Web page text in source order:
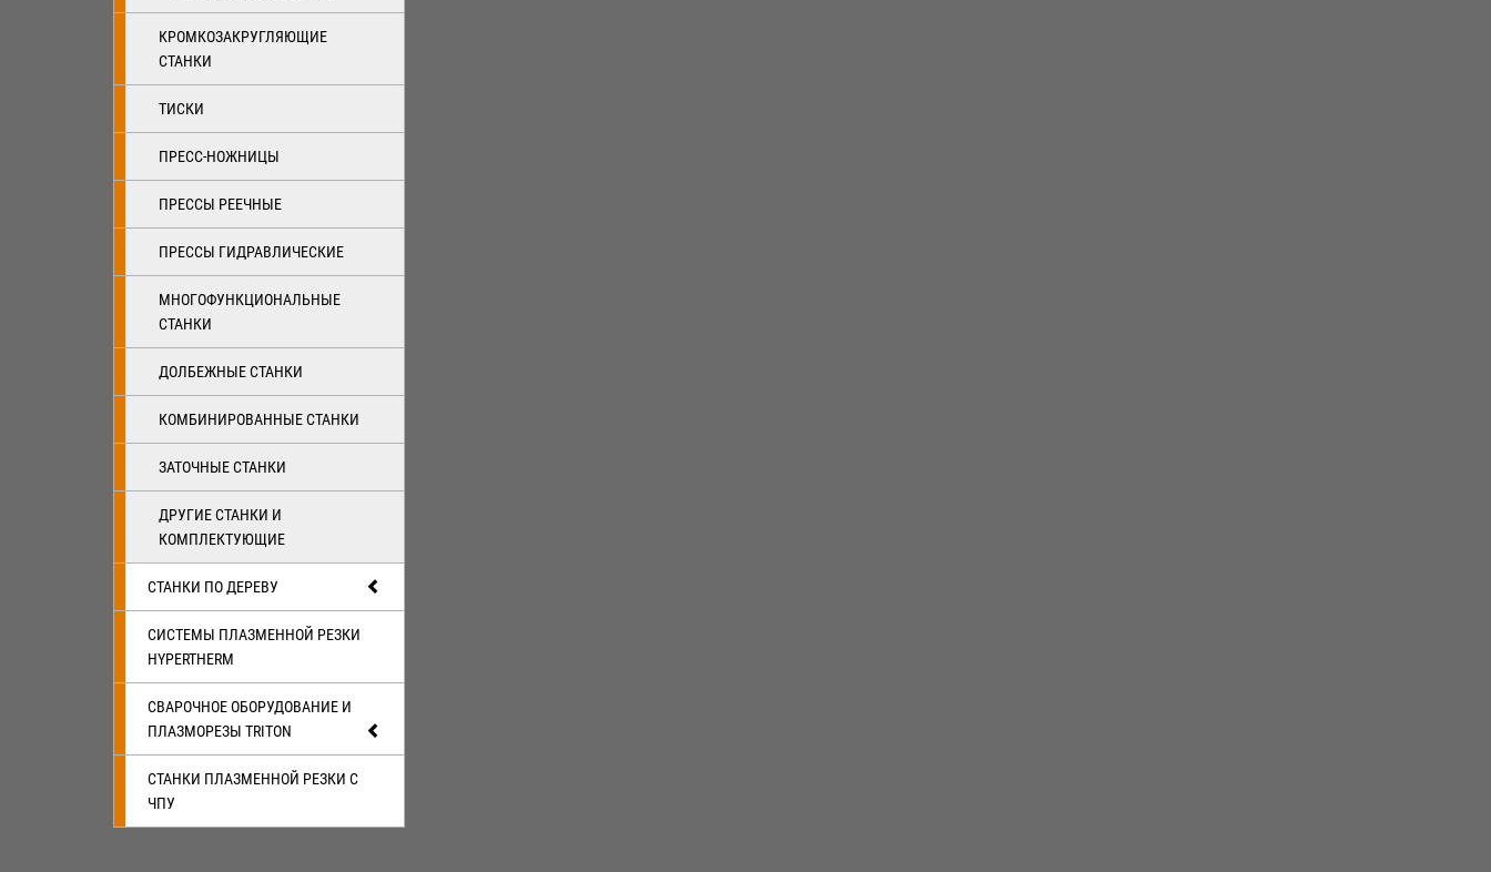
КРОМКОЗАКРУГЛЯЮЩИЕ
СТАНКИ
ТИСКИ
ПРЕСС-НОЖНИЦЫ
ПРЕССЫ РЕЕЧНЫЕ
ПРЕССЫ ГИДРАВЛИЧЕСКИЕ
МНОГОФУНКЦИОНАЛЬНЫЕ
СТАНКИ
ДОЛБЕЖНЫЕ СТАНКИ
КОМБИНИРОВАННЫЕ СТАНКИ
ЗАТОЧНЫЕ СТАНКИ
ДРУГИЕ СТАНКИ И
КОМПЛЕКТУЮЩИЕ
СТАНКИ ПО ДЕРЕВУ
СИСТЕМЫ ПЛАЗМЕННОЙ РЕЗКИ
HYPERTHERM
СВАРОЧНОЕ ОБОРУДОВАНИЕ И
ПЛАЗМОРЕЗЫ TRITON
СТАНКИ ПЛАЗМЕННОЙ РЕЗКИ С
ЧПУ